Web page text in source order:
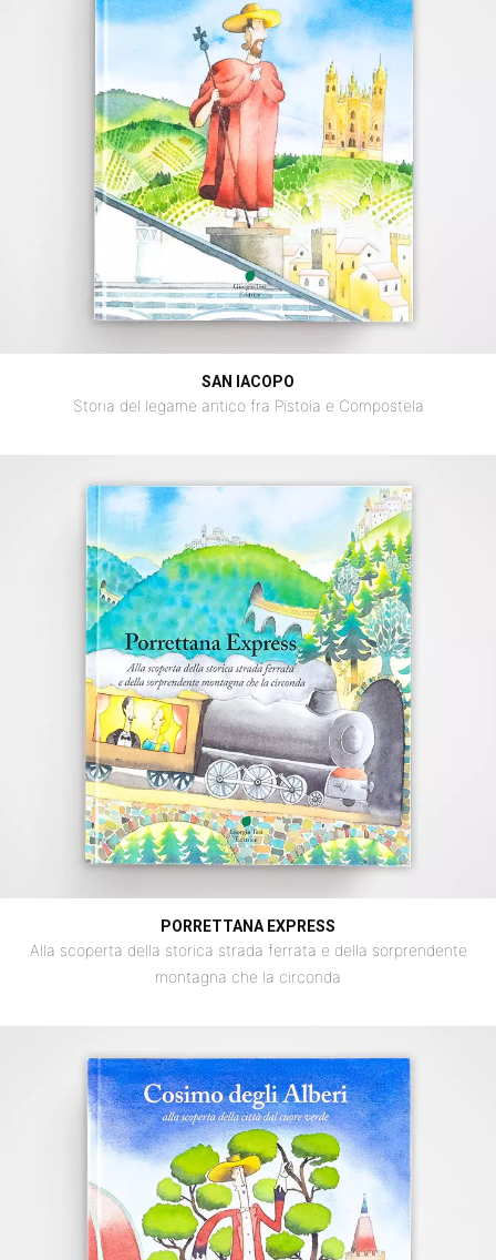
SAN IACOPO
Storia del legame antico fra Pistoia e Compostela
PORRETTANA EXPRESS
Alla scoperta della storica strada ferrata e della sorprendente
montagna che la circonda